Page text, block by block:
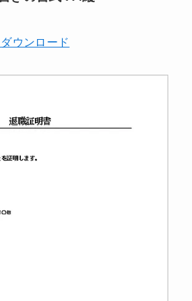
ウンロード